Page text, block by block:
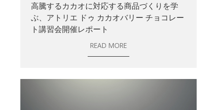
高騰するカカオに対応する商品づくりを学
ぶ、アトリエ ドゥ カカオバリー チョコレー
ト講習会開催レポート
READ MORE